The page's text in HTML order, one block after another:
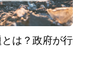
は？政府が行